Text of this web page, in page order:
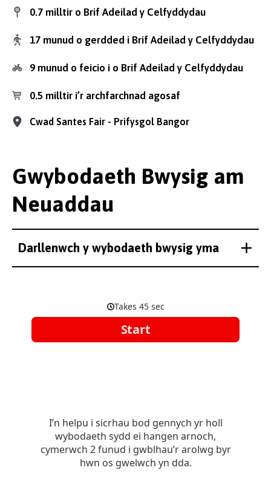
0.7 milltir o Brif Adeilad y Celfyddydau
17 munud o gerdded i Brif Adeilad y Celfyddydau
9 munud o feicio i o Brif Adeilad y Celfyddydau
0.5 milltir i’r archfarchnad agosaf
Cwad Santes Fair - Prifysgol Bangor
Gwybodaeth Bwysig am
Neuaddau
Darllenwch y wybodaeth bwysig yma